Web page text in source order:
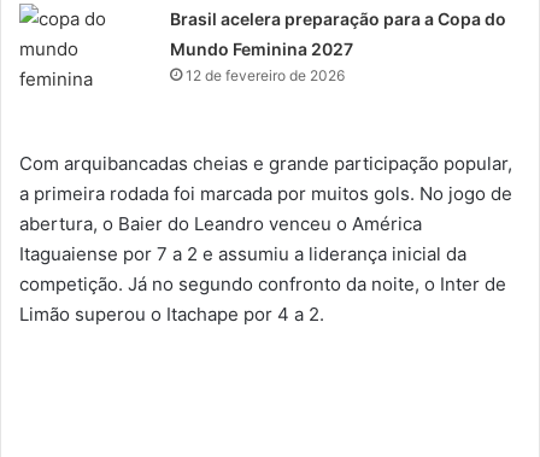
Brasil acelera preparação para a Copa do
Mundo Feminina 2027
12 de fevereiro de 2026
Com arquibancadas cheias e grande participação popular,
a primeira rodada foi marcada por muitos gols. No jogo de
abertura, o Baier do Leandro venceu o América
Itaguaiense por 7 a 2 e assumiu a liderança inicial da
competição. Já no segundo confronto da noite, o Inter de
Limão superou o Itachape por 4 a 2.